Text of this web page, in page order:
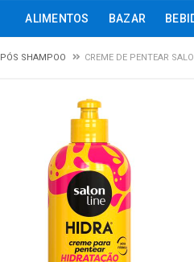
ALIMENTOS BAZAR
PÓS SHAMPOO CREME DE PENTEAR